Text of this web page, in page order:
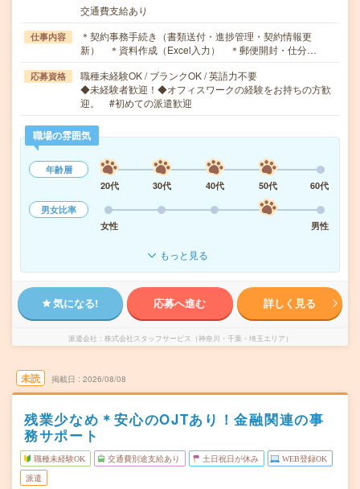
交通費支給あり
仕事内容
＊契約事務手続き（書類送付・進捗管理・契約情報更
新） ＊資料作成（Excel入力） ＊郵便開封・仕分…
応募資格
職種未経験OK / ブランクOK / 英語力不要
◆未経験者歓迎！◆オフィスワークの経験をお持ちの方歓
迎。 #初めての派遣歓迎
職場の雰囲気
年齢層
20代
30代 40代 50代
60代
男女比率
女性
男性
もっと見る
気になる! 応募へ進む 詳しく見る
派遣会社 株式会社スタッフサービス（神奈川・千葉・埼玉エリア）
未読 掲載日 2026/08/08
残業少なめ＊安心のOJTあり！金融関連の事
務サポート
職種未経験OK 交通費別途支給あり 土日祝日が休み WEB登録OK
派遣